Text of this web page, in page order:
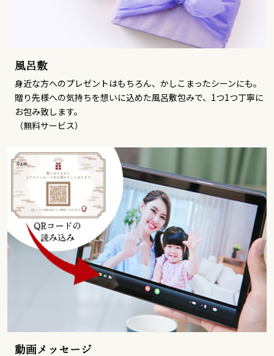
風呂敷
身近な方へのプレゼントはもちろん、かしこまったシーンにも。
贈り先様への気持ちを想いに込めた風呂敷包みで、1つ1つ丁寧に
お包み致します。
（無料サービス）
動画メッセージ